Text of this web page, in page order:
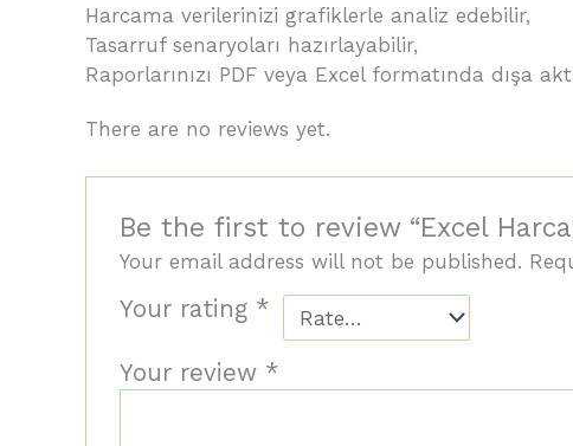
Harcama verilerinizi grafiklerle analiz edebilir,
Tasarruf senaryoları hazırlayabilir,
Raporlarınızı PDF veya Excel formatında dışa
There are no reviews yet.
Be the first to review “Excel
Your email address will not be published.
Your rating *
Your review *